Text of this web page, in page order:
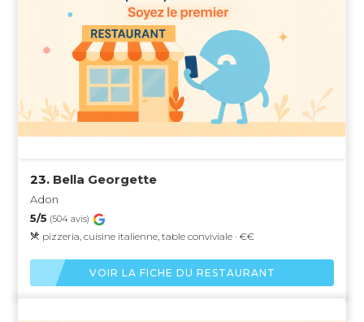
23. Bella Georgette
Adon
5/5 (504 avis)
pizzeria, cuisine italienne, table conviviale · €€
VOIR LA FICHE DU RESTAURANT